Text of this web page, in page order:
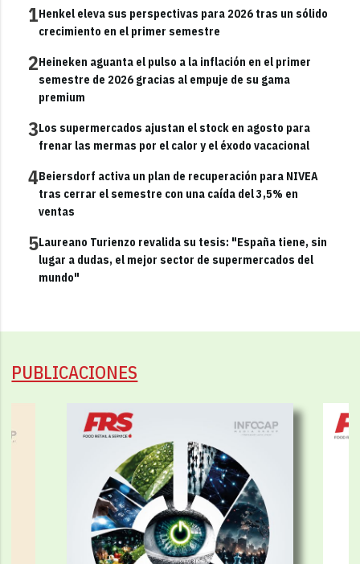
1Henkel eleva sus perspectivas para 2026 tras un sólido
crecimiento en el primer semestre
2Heineken aguanta el pulso a la inflación en el primer
semestre de 2026 gracias al empuje de su gama
premium
3Los supermercados ajustan el stock en agosto para
frenar las mermas por el calor y el éxodo vacacional
4Beiersdorf activa un plan de recuperación para NIVEA
tras cerrar el semestre con una caída del 3,5% en
ventas
5Laureano Turienzo revalida su tesis: "España tiene, sin
lugar a dudas, el mejor sector de supermercados del
mundo"
PUBLICACIONES